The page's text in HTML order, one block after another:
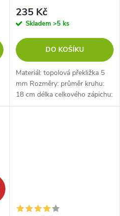
235 Kč
Skladem >5 ks
DO KOŠÍKU
Materiál: topolová překližka 5
mm Rozměry: průměr kruhu:
18 cm délka celkového zápichu:
27 cm